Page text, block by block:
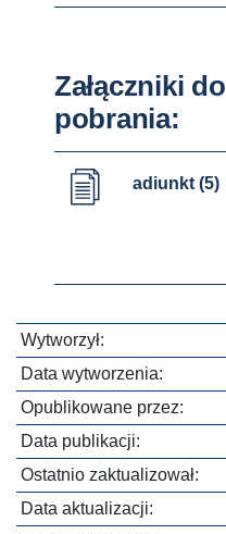
Załączniki do
pobrania:
adiunkt (5)
Wytworzył:
Data wytworzenia:
Opublikowane przez:
Data publikacji:
Ostatnio zaktualizował:
Data aktualizacji: